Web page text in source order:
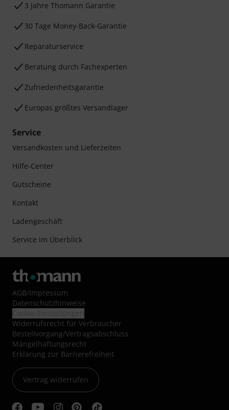
3 Jahre Thomann Garantie
30 Tage Money-Back-Garantie
Reparaturservice
Beratung durch Fachexperten
Zufriedenheitsgarantie
Europas größtes Versandlager
Service
Versandkosten und Lieferzeiten
Hilfe-Center
Gutscheine
Kontakt
Ladengeschäft
Service im Überblick
AGB/Impressum
Datenschutzhinweise
Widerrufsrecht für Verbraucher
Bestellvorgang/Vertragsabschluss
Mängelhaftungsrecht
Erklärung zur Barrierefreiheit
Vertrag widerrufen